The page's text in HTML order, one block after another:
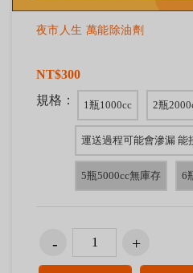
夜市人生 萬能除油劑
NT$300
規格：
1瓶1000cc 2瓶
運送過程可能會滲漏 能
5瓶5000cc無庫存 6